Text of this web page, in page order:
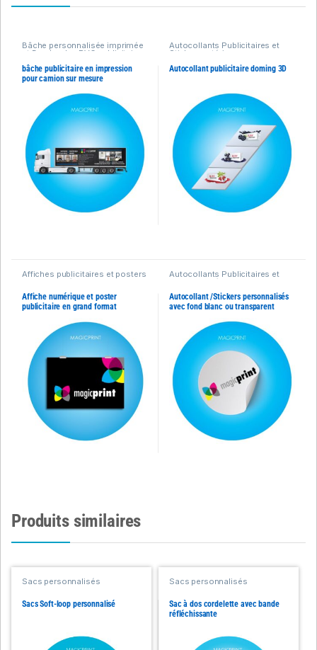
Bâche personnalisée imprimée
et Banderoles PVC publicitaires
bâche publicitaire en impression
pour camion sur mesure
Autocollants Publicitaires et
Stickers extérieurs
Autocollant publicitaire doming 3D
Affiches publicitaires et posters
personnalisés
Affiche numérique et poster
publicitaire en grand format
Autocollants Publicitaires et
Stickers extérieurs
Autocollant /Stickers personnalisés
avec fond blanc ou transparent
Produits similaires
Sacs personnalisés
Sacs Soft-loop personnalisé
Sacs personnalisés
Sac à dos cordelette avec bande
réfléchissante